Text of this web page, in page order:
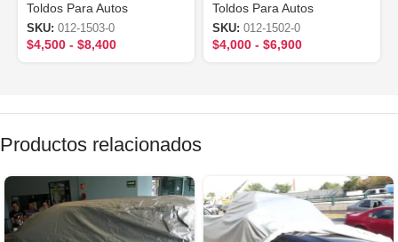
Toldos Para Autos
SKU: 012-1503-0
$4,500 - $8,400
Toldos Para Autos
SKU: 012-1502-0
$4,000 - $6,900
Productos relacionados